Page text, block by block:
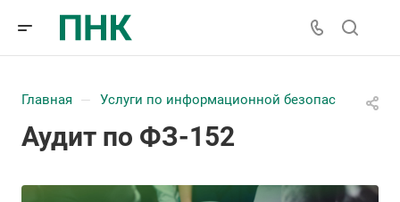
Главная — Услуги по информационной безопасности
Аудит по ФЗ-152